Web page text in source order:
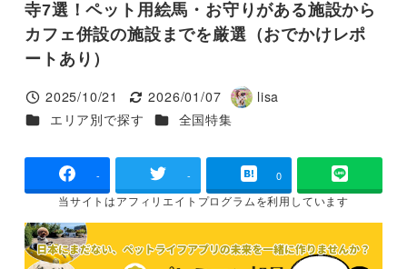
寺7選！ペット用絵馬・お守りがある施設から
カフェ併設の施設までを厳選（おでかけレポ
ートあり）
投稿日
2025/10/21
更新日
2026/01/07
著
者
lisa
カテゴリー
エリア別で探す カテゴリー
全国特集
- - 0
当サイトはアフィリエイトプログラムを利用しています